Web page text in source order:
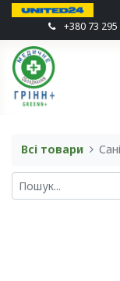
+380 73 295
Всі товари